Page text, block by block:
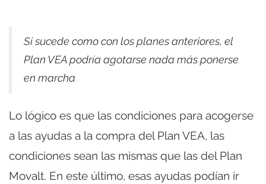
Si sucede como con los planes anteriores, el
Plan VEA podría agotarse nada más ponerse
en marcha
Lo lógico es que las condiciones para acogerse
a las ayudas a la compra del Plan VEA, las
condiciones sean las mismas que las del Plan
Movalt. En este último, esas ayudas podían ir